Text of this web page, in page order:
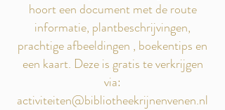
hoort een document met de route
informatie, plantbeschrijvingen,
prachtige afbeeldingen , boekentips en
een kaart. Deze is gratis te verkrijgen
via:
activiteiten@bibliotheekrijnenvenen.nl